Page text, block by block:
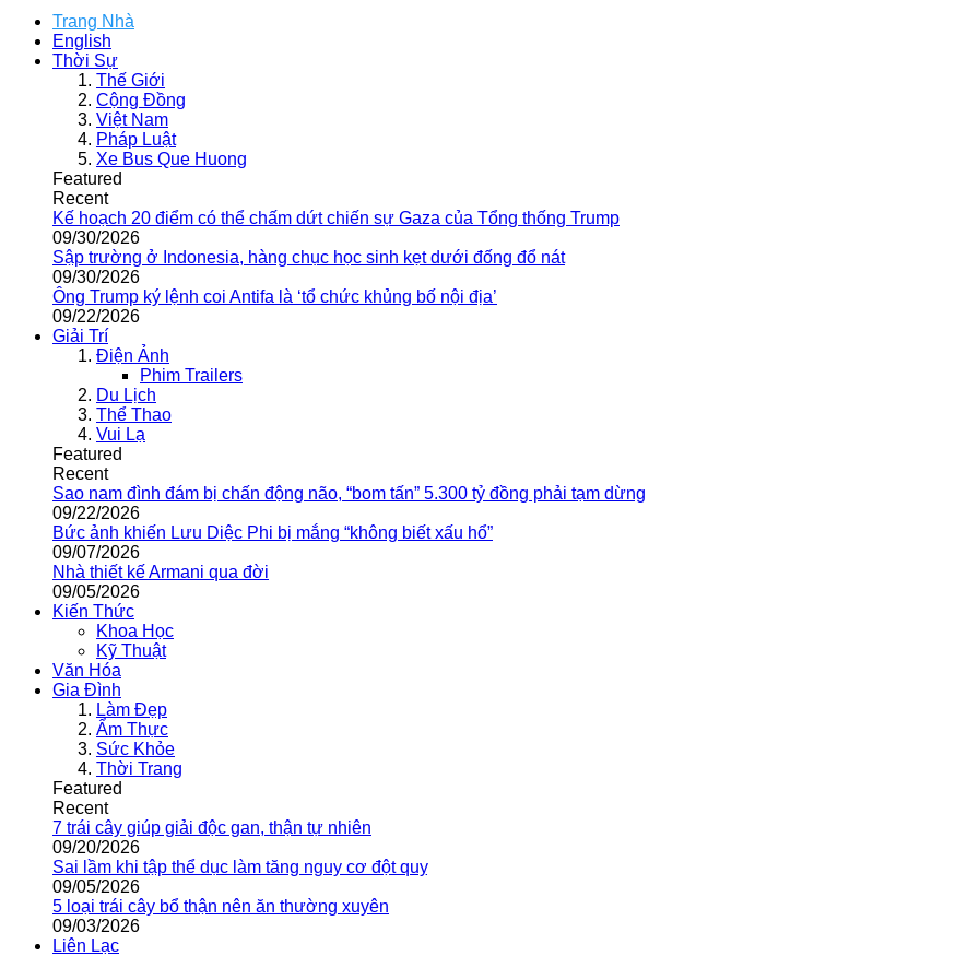
Trang Nhà
English
Thời Sự
Thế Giới
Cộng Đồng
Việt Nam
Pháp Luật
Xe Bus Que Huong
Featured
Recent
Kế hoạch 20 điểm có thể chấm dứt chiến sự Gaza của Tổng thống Trump
09/30/2026
Sập trường ở Indonesia, hàng chục học sinh kẹt dưới đống đổ nát
09/30/2026
Ông Trump ký lệnh coi Antifa là ‘tổ chức khủng bố nội địa’
09/22/2026
Giải Trí
Điện Ảnh
Phim Trailers
Du Lịch
Thể Thao
Vui Lạ
Featured
Recent
Sao nam đình đám bị chấn động não, “bom tấn” 5.300 tỷ đồng phải tạm dừng
09/22/2026
Bức ảnh khiến Lưu Diệc Phi bị mắng “không biết xấu hổ”
09/07/2026
Nhà thiết kế Armani qua đời
09/05/2026
Kiến Thức
Khoa Học
Kỹ Thuật
Văn Hóa
Gia Đình
Làm Đẹp
Ẩm Thực
Sức Khỏe
Thời Trang
Featured
Recent
7 trái cây giúp giải độc gan, thận tự nhiên
09/20/2026
Sai lầm khi tập thể dục làm tăng nguy cơ đột quỵ
09/05/2026
5 loại trái cây bổ thận nên ăn thường xuyên
09/03/2026
Liên Lạc